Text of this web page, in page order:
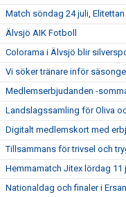
Match söndag 24 juli,
Älvsjö AIK Fotboll
Colorama i Älvsjö blir
Vi söker tränare inför
Medlemserbjudanden -
Landslagssamling för Oliva
Digitalt medlemskort med
Tillsammans för trivsel och
Hemmamatch Jitex lördag 11
Nationaldag och finaler i